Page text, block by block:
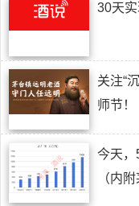
30天
关注“
师节！
今天，
（内